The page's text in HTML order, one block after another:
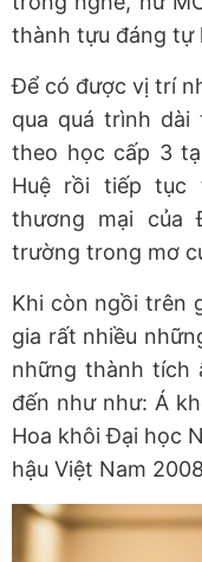
thành tựu đáng tự
Để có được vị trí
qua quá trình
theo học cấp 3
Huệ rồi tiếp tục
thương mại của
trường trong mơ
Khi còn ngồi trên
gia rất nhiều
những thành tích
đến như như: Á
Hoa khôi Đại học
hậu Việt Nam